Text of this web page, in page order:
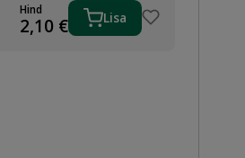
Hind
2,10 € Lisa